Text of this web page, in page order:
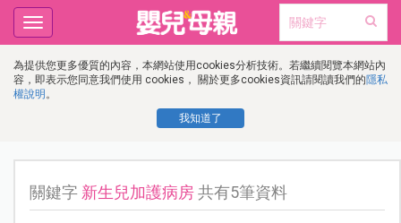
為提供您更多優質的內容，本網站使用cookies分析技術。若繼續閱覽本網站內
容，即表示您同意我們使用 cookies， 關於更多cookies資訊請閱讀我們的隱私
權說明 。
我知道了
Toggle
navigation
關鍵字 新生兒加護病房共有5筆資料